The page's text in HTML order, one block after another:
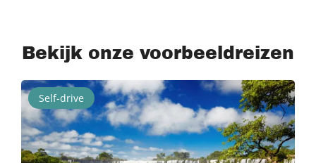
Bekijk onze voorbeeldreizen
Self-drive